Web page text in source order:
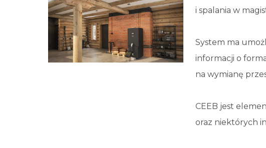
i spalania w
System ma
informacji o
na wymianę
CEEB jest
oraz niektórych